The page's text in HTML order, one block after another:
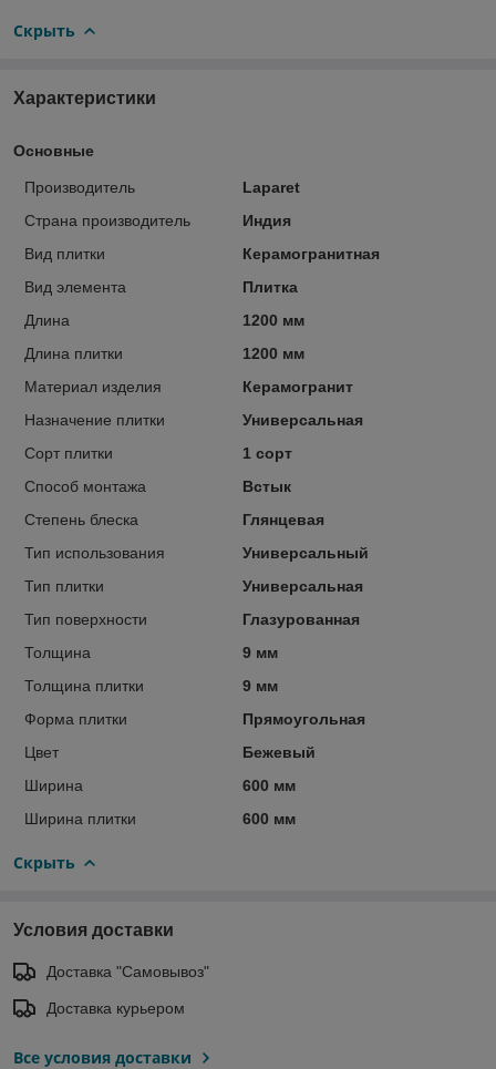
Скрыть
Характеристики
Основные
Производитель
Laparet
Страна производитель
Индия
Вид плитки
Керамогранитная
Вид элемента
Плитка
Длина
1200 мм
Длина плитки
1200 мм
Материал изделия
Керамогранит
Назначение плитки
Универсальная
Сорт плитки
1 сорт
Способ монтажа
Встык
Степень блеска
Глянцевая
Тип использования
Универсальный
Тип плитки
Универсальная
Тип поверхности
Глазурованная
Толщина
9 мм
Толщина плитки
9 мм
Форма плитки
Прямоугольная
Цвет
Бежевый
Ширина
600 мм
Ширина плитки
600 мм
Скрыть
Условия доставки
Доставка "Самовывоз"
Доставка курьером
Все условия доставки